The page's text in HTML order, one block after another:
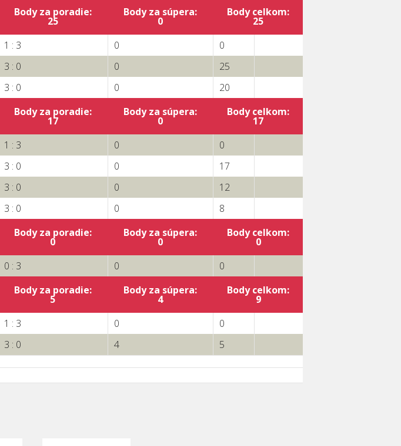
Body za poradie:
25
Body za súpera:
0
Body celkom:
25
1 : 3 0
0
3 : 0 0
25
3 : 0 0
20
Body za poradie:
17
Body za súpera:
0
Body celkom:
17
1 : 3 0
0
3 : 0 0
17
3 : 0 0
12
3 : 0 0
8
Body za poradie:
0
Body za súpera:
0
Body celkom:
0
0 : 3 0
0
Body za poradie:
5
Body za súpera:
4
Body celkom:
9
1 : 3 0
0
3 : 0 4 5